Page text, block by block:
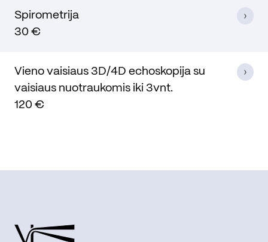
Spirometrija
30 €
Vieno vaisiaus 3D/4D echoskopija su
vaisiaus nuotraukomis iki 3vnt.
120 €